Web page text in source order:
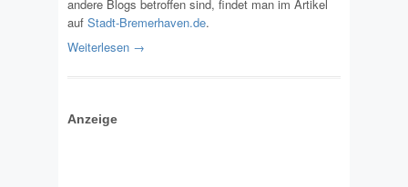
andere Blogs betroffen sind, findet man im Artikel
auf Stadt-Bremerhaven.de.
Weiterlesen →
Anzeige